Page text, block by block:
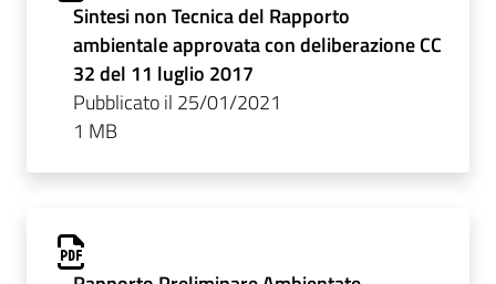
Sintesi non Tecnica del Rapporto
ambientale approvata con deliberazione CC
32 del 11 luglio 2017
Pubblicato il 25/01/2021
1 MB